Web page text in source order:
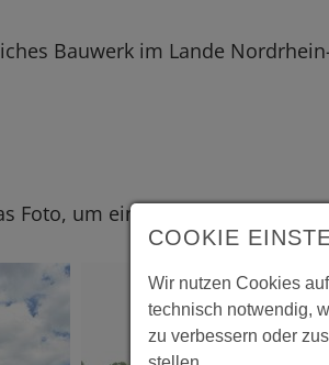
Bauwerk im Lande
Foto, um eine vergrößerte
COOKIE
Wir nutzen Cookies
technisch notwendig,
zu verbessern oder